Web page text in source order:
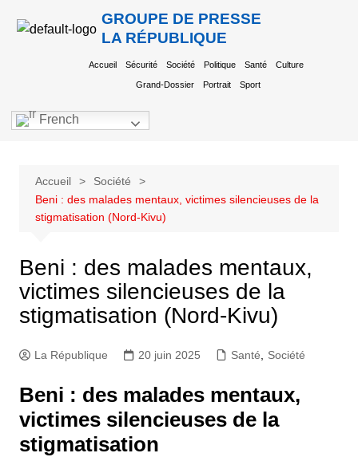
GROUPE DE PRESSE
LA RÉPUBLIQUE
Accueil Sécurité Société Politique Santé Culture
Grand-Dossier Portrait Sport
French
Accueil
Société
Beni : des malades mentaux, victimes silencieuses de la
stigmatisation (Nord-Kivu)
Beni : des malades mentaux,
victimes silencieuses de la
stigmatisation (Nord-Kivu)
La République 20 juin 2025 Santé Société
Beni : des malades mentaux,
victimes silencieuses de la
stigmatisation